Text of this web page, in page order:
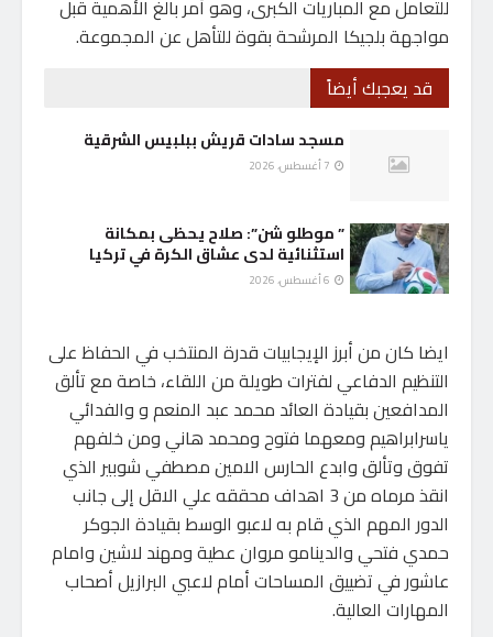
للتعامل مع المباريات الكبرى، وهو أمر بالغ الأهمية قبل
مواجهة بلجيكا المرشحة بقوة للتأهل عن المجموعة.
قد يعجبك أيضاً
مسجد سادات قريش ببلبيس الشرقية
” موطلو شن”: صلاح يحظى بمكانة
استثنائية لدى عشاق الكرة في تركيا
ايضا كان من أبرز الإيجابيات قدرة المنتخب في الحفاظ على
التنظيم الدفاعي لفترات طويلة من اللقاء، خاصة مع تألق
المدافعين بقيادة العائد محمد عبد المنعم و والفدائي
ياسرابراهيم ومعهما فتوح ومحمد هاني ومن خلفهم
تفوق وتألق وابدع الحارس الامين مصطفي شوبير الذي
انقذ مرماه من 3 اهداف محققه علي الاقل إلى جانب
الدور المهم الذي قام به لاعبو الوسط بقيادة الجوكر
حمدي فتحي والدينامو مروان عطية ومهند لاشين وامام
عاشور في تضييق المساحات أمام لاعبي البرازيل أصحاب
المهارات العالية.